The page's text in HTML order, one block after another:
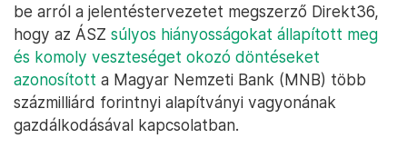
be arról a jelentéstervezetet megszerző Direkt36,
hogy az ÁSZ súlyos hiányosságokat állapított meg
és komoly veszteséget okozó döntéseket
azonosított a Magyar Nemzeti Bank (MNB) több
százmilliárd forintnyi alapítványi vagyonának
gazdálkodásával kapcsolatban.